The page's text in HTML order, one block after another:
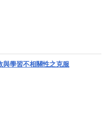
學習不相關性之克服